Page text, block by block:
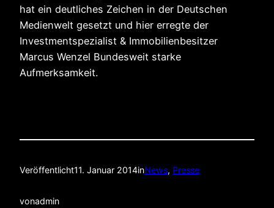
hat ein deutliches Zeichen in der Deutschen
Medienwelt gesetzt und hier erregte der
Investmentspezialist & Immobilienbesitzer
Marcus Wenzel Bundesweit starke
Aufmerksamkeit.
Veröffentlicht11. Januar 2014inNews, Presse
vonadmin